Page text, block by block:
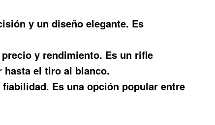
y un diseño elegante. Es
y rendimiento. Es un rifle
hasta el tiro al blanco.
Es una opción popular entre